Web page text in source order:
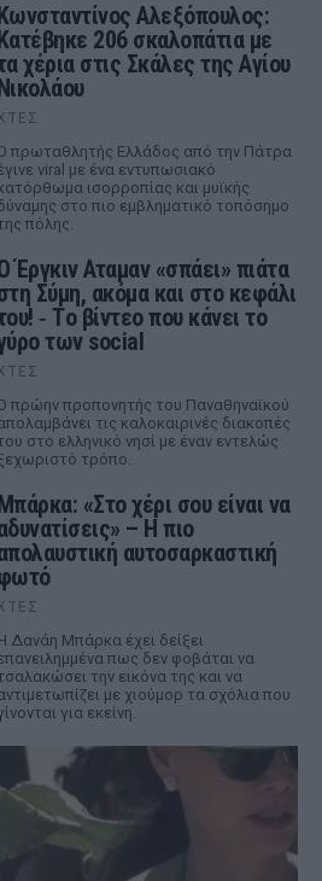
Αλεξόπουλος:
206 σκαλοπάτια με
χέρια στις Σκάλες της Αγίου
πρωταθλητής Ελλάδος από την Πάτρα
viral με ένα εντυπωσιακό
ισορροπίας και μυϊκής
στο πιο εμβληματικό τοπόσημο
πόλης.
Έργκιν Αταμαν «σπάει» πιάτα
Σύμη, ακόμα και στο κεφάλι
‑ Tο βίντεο που κάνει το
των social
πρώην προπονητής του Παναθηναϊκού
τις καλοκαιρινές διακοπές
στο ελληνικό νησί με έναν εντελώς
τρόπο.
«Στο χέρι σου είναι να
– Η πιο
αυτοσαρκαστική
Δανάη Μπάρκα έχει δείξει
πως δεν φοβάται να
την εικόνα της και να
με χιούμορ τα σχόλια που
για εκείνη.